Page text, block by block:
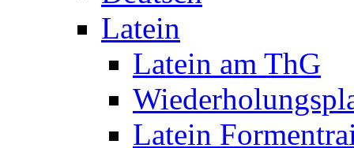
Latein
Latein am ThG
Latein